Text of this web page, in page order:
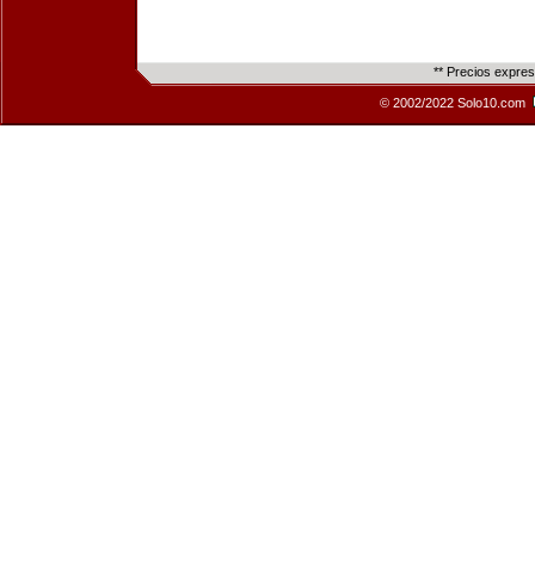
** Precios
© 2002/2022 Solo10.com